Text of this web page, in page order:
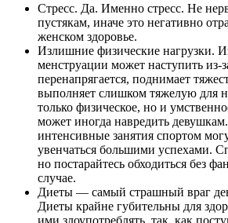
Стресс. Да. Именно стресс. Не
пустякам, иначе это негативно
женском здоровье.
Излишние физические нагрузки.
менструации может наступить из-
перенапрягается, поднимает
выполняет слишком тяжелую для
только физическое, но и
может иногда навредить
интенсивные занятия спортом
увенчаться большими успехами.
но постарайтесь обходиться без
случае.
Диеты — самый страшный враг
Диеты крайне губительны для
ими злоупотреблять, так, как